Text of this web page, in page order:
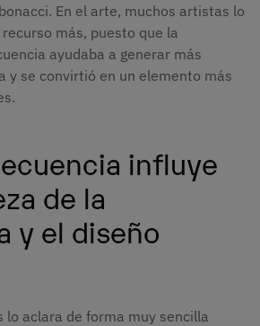
En el arte, muchos artistas lo
más, puesto que la
ayudaba a generar más
y se convirtió en un elemento más
influye
de la
y el diseño
lo aclara de forma muy sencilla